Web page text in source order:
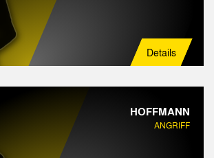
Details
HOFFMANN
ANGRIFF